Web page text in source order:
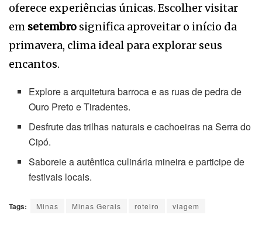
oferece experiências únicas. Escolher visitar
em setembro significa aproveitar o início da
primavera, clima ideal para explorar seus
encantos.
Explore a arquitetura barroca e as ruas de pedra de
Ouro Preto e Tiradentes.
Desfrute das trilhas naturais e cachoeiras na Serra do
Cipó.
Saboreie a autêntica culinária mineira e participe de
festivais locais.
Tags: Minas Minas Gerais roteiro viagem